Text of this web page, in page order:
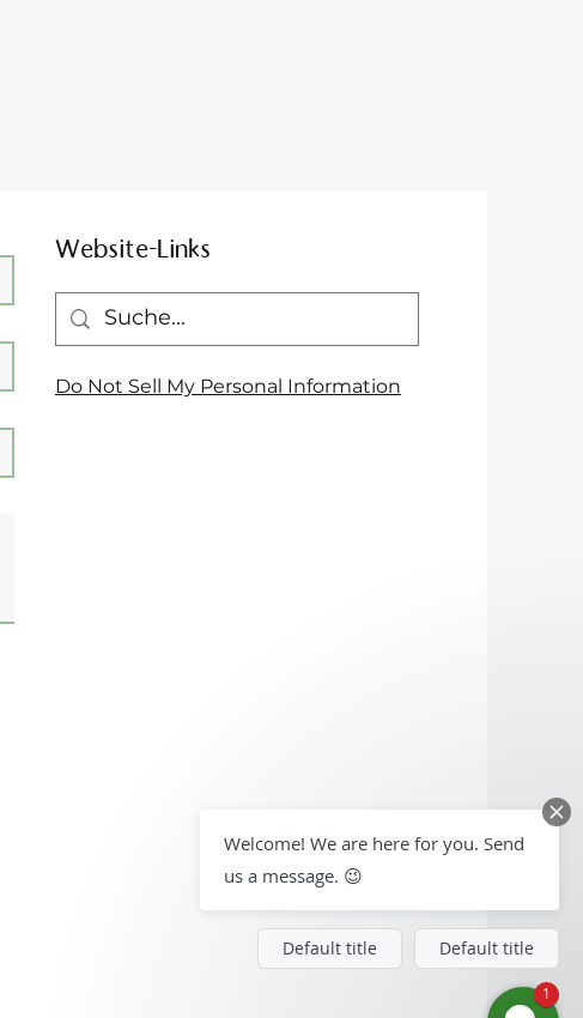
Website-Links
Do Not Sell My Personal Information
Welcome! We are here for you. Send
us a message. 😉
Default title Default title
1